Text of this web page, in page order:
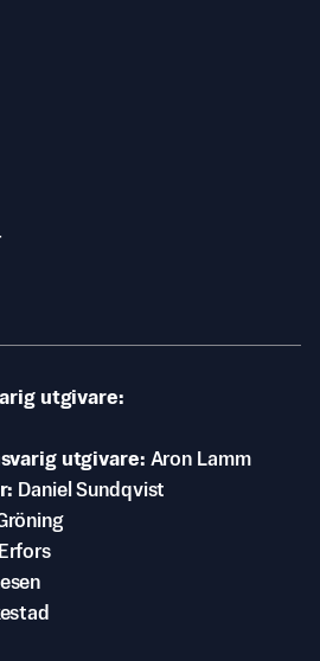
utgivare
utgivare Aron Lamm
Daniel Sundqvist